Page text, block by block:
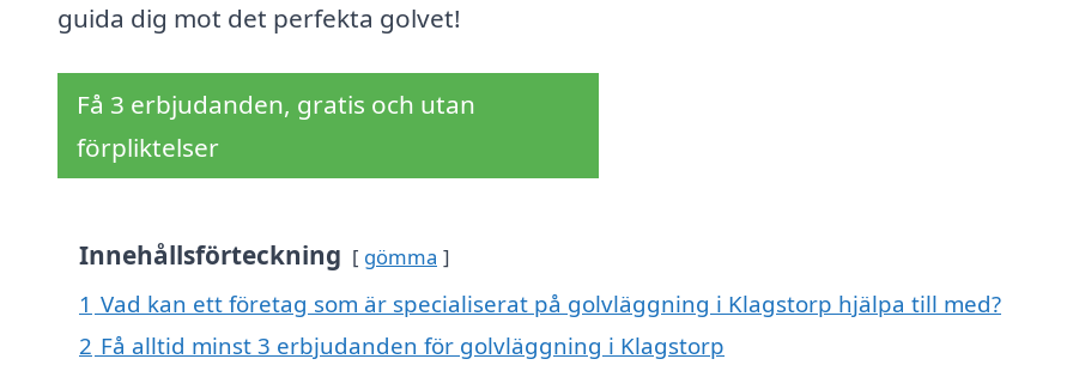
guida dig mot det perfekta golvet!
Få 3 erbjudanden, gratis och utan
förpliktelser
Innehållsförteckning gömma
1 Vad kan ett företag som är specialiserat på golvläggning i Klagstorp hjälpa till med?
2 Få alltid minst 3 erbjudanden för golvläggning i Klagstorp